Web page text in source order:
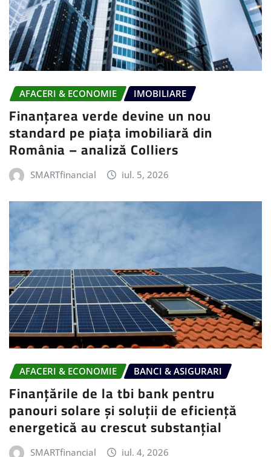
AFACERI & ECONOMIE IMOBILIARE
Finanțarea verde devine un nou
standard pe piața imobiliară din
România – analiză Colliers
SMARTfinancial iul. 5, 2026
AFACERI & ECONOMIE BANCI & ASIGURARI
Finanțările de la tbi bank pentru
panouri solare și soluții de eficiență
energetică au crescut substanțial
SMARTfinancial iul. 4, 2026